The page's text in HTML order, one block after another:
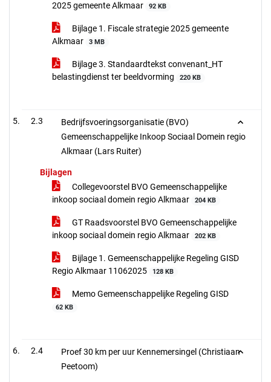
2025 gemeente Alkmaar
92 KB
Bijlage 1. Fiscale strategie 2025 gemeente
Alkmaar
3 MB
Bijlage 3. Standaardtekst convenant_HT
belastingdienst ter beeldvorming
220 KB
2.3
Bedrijfsvoeringsorganisatie (BVO)
Gemeenschappelijke Inkoop Sociaal Domein regio
Alkmaar (Lars Ruiter)
Bijlagen
Collegevoorstel BVO Gemeenschappelijke
inkoop sociaal domein regio Alkmaar
204 KB
GT Raadsvoorstel BVO Gemeenschappelijke
inkoop sociaal domein regio Alkmaar
202 KB
Bijlage 1. Gemeenschappelijke Regeling GISD
Regio Alkmaar 11062025
128 KB
Memo Gemeenschappelijke Regeling GISD
62 KB
2.4
Proef 30 km per uur Kennemersingel (Christiaan
Peetoom)